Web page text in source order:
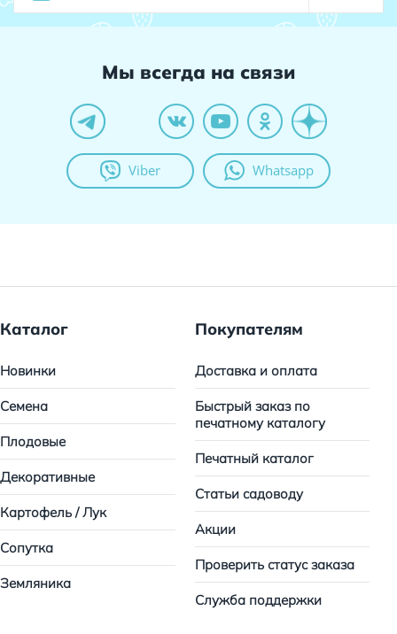
Мы всегда на связи
Viber Whatsapp
Каталог
Новинки
Семена
Плодовые
Декоративные
Картофель / Лук
Сопутка
Земляника
Покупателям
Доставка и оплата
Быстрый заказ по
печатному каталогу
Печатный каталог
Статьи садоводу
Акции
Проверить статус заказа
Служба поддержки